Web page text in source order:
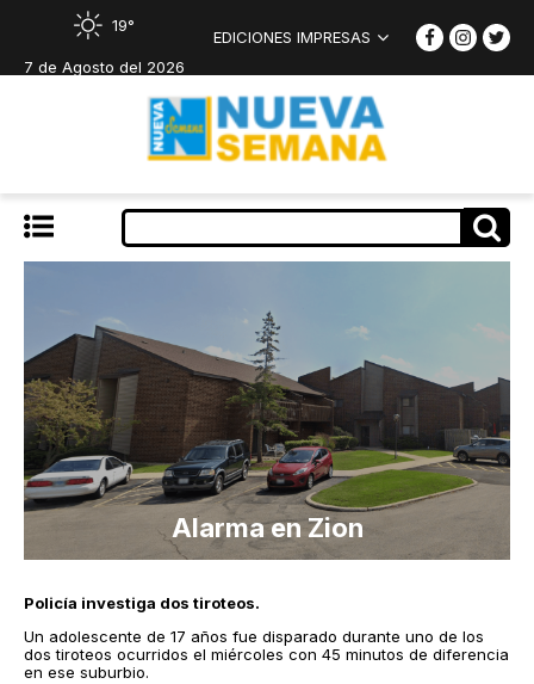
19°
7 de Agosto del 2026
EDICIONES IMPRESAS
Alarma en Zion
Policía investiga dos tiroteos.
Un adolescente de 17 años fue disparado durante uno de los
dos tiroteos ocurridos el miércoles con 45 minutos de diferencia
en ese suburbio.